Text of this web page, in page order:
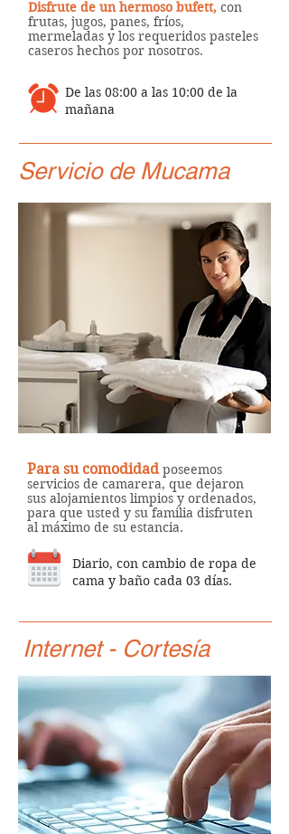
Disfrute de un hermoso bufett, con
frutas, jugos, panes, fríos,
mermeladas y los requeridos pasteles
caseros hechos por nosotros.
De las 08:00 a las 10:00 de la
mañana
Servicio de Mucama
Para su comodidadposeemos
servicios de camarera, que dejaron
sus alojamientos limpios y ordenados,
para que usted y su familia disfruten
al máximo de su estancia.
Diario, con cambio de ropa de
cama y baño cada 03 días.
Internet - Cortesía